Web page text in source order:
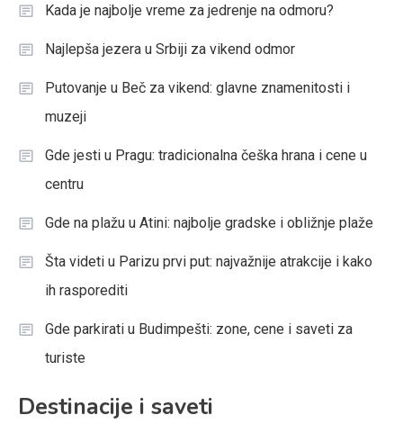
Kada je najbolje vreme za jedrenje na odmoru?
Najlepša jezera u Srbiji za vikend odmor
Putovanje u Beč za vikend: glavne znamenitosti i
muzeji
Gde jesti u Pragu: tradicionalna češka hrana i cene u
centru
Gde na plažu u Atini: najbolje gradske i obližnje plaže
Šta videti u Parizu prvi put: najvažnije atrakcije i kako
ih rasporediti
Gde parkirati u Budimpešti: zone, cene i saveti za
turiste
Destinacije i saveti